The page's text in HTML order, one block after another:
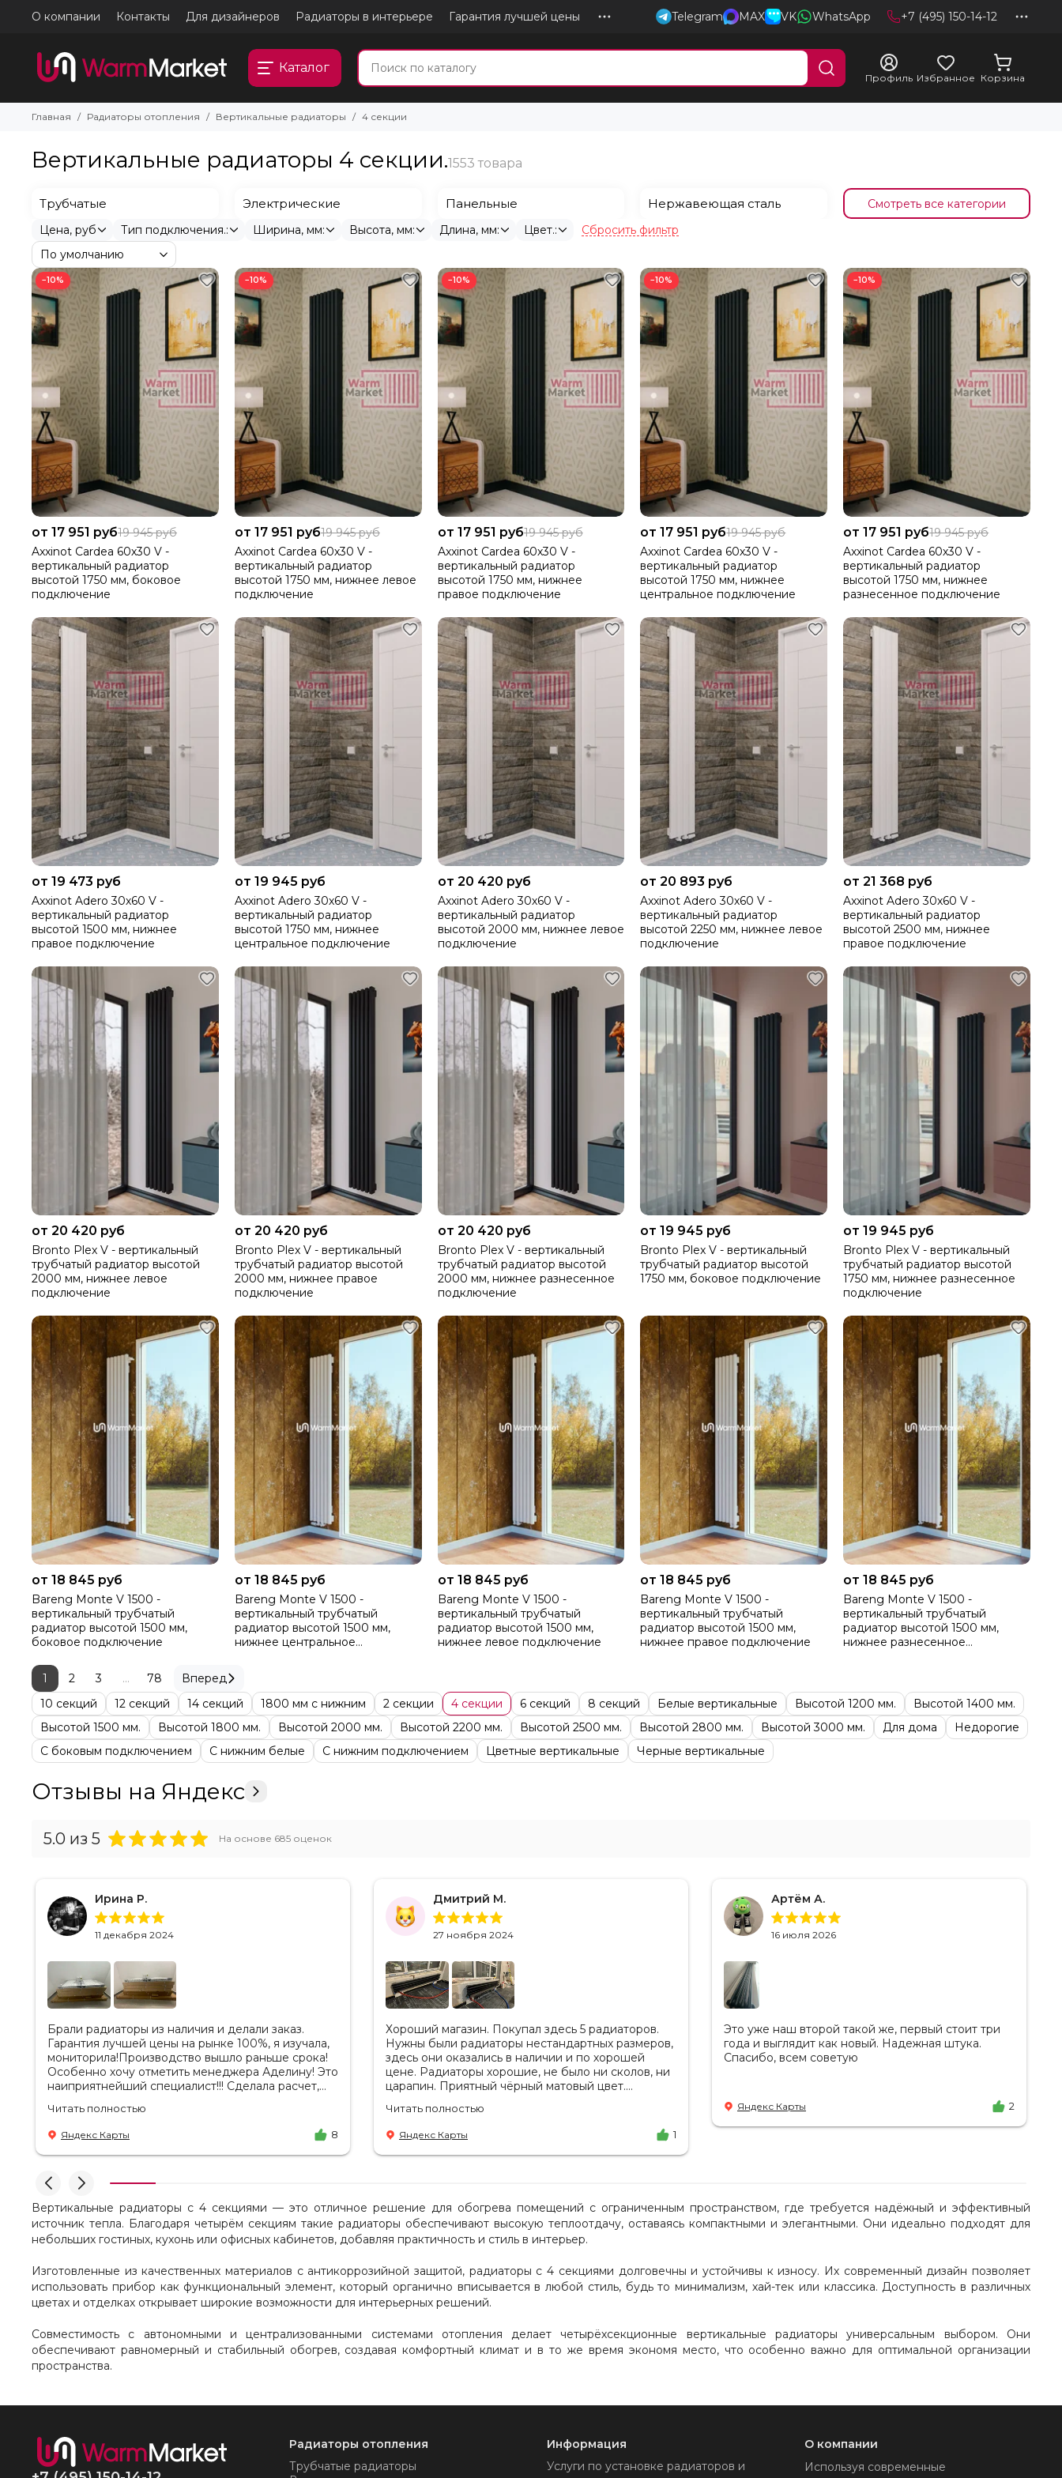
О компании Контакты Для дизайнеров Радиаторы в интерьере Гарантия лучшей цены Telegram MAX VK WhatsApp +7 (495) 150-14-12
Каталог
Профиль Избранное Корзина
Главная Радиаторы отопления Вертикальные радиаторы 4 секции
Вертикальные радиаторы 4 секции.
Трубчатые Электрические Панельные Нержавеющая сталь
Цена, руб Тип подключения.: Ширина, мм: Высота, мм: Длина, мм: Цвет.: Сбросить фильтр
−10%
от 17 951 руб19 945 руб
Axxinot Cardea 60х30 V -
вертикальный радиатор
высотой 1750 мм, боковое
подключение
−10%
от 17 951 руб19 945 руб
Axxinot Cardea 60х30 V -
вертикальный радиатор
высотой 1750 мм, нижнее левое
подключение
−10%
от 17 951 руб19 945 руб
Axxinot Cardea 60х30 V -
вертикальный радиатор
высотой 1750 мм, нижнее
правое подключение
−10%
от 17 951 руб19 945 руб
Axxinot Cardea 60х30 V -
вертикальный радиатор
высотой 1750 мм, нижнее
центральное подключение
−10%
от 17 951 руб19 945 руб
Axxinot Cardea 60х30 V -
вертикальный радиатор
высотой 1750 мм, нижнее
разнесенное подключение
от 19 473 руб
Axxinot Adero 30х60 V -
вертикальный радиатор
высотой 1500 мм, нижнее
правое подключение
от 19 945 руб
Axxinot Adero 30х60 V -
вертикальный радиатор
высотой 1750 мм, нижнее
центральное подключение
от 20 420 руб
Axxinot Adero 30х60 V -
вертикальный радиатор
высотой 2000 мм, нижнее левое
подключение
от 20 893 руб
Axxinot Adero 30х60 V -
вертикальный радиатор
высотой 2250 мм, нижнее левое
подключение
от 21 368 руб
Axxinot Adero 30х60 V -
вертикальный радиатор
высотой 2500 мм, нижнее
правое подключение
от 20 420 руб
Bronto Plex V - вертикальный
трубчатый радиатор высотой
2000 мм, нижнее левое
подключение
от 20 420 руб
Bronto Plex V - вертикальный
трубчатый радиатор высотой
2000 мм, нижнее правое
подключение
от 20 420 руб
Bronto Plex V - вертикальный
трубчатый радиатор высотой
2000 мм, нижнее разнесенное
подключение
от 19 945 руб
Bronto Plex V - вертикальный
трубчатый радиатор высотой
1750 мм, боковое подключение
от 19 945 руб
Bronto Plex V - вертикальный
трубчатый радиатор высотой
1750 мм, нижнее разнесенное
подключение
от 18 845 руб
Bareng Monte V 1500 -
вертикальный трубчатый
радиатор высотой 1500 мм,
боковое подключение
от 18 845 руб
Bareng Monte V 1500 -
вертикальный трубчатый
радиатор высотой 1500 мм,
нижнее центральное
от 18 845 руб
Bareng Monte V 1500 -
вертикальный трубчатый
радиатор высотой 1500 мм,
нижнее левое подключение
от 18 845 руб
Bareng Monte V 1500 -
вертикальный трубчатый
радиатор высотой 1500 мм,
нижнее правое подключение
от 18 845 руб
Bareng Monte V 1500 -
вертикальный трубчатый
радиатор высотой 1500 мм,
нижнее разнесенное
1
2 3 ... 78
Вперед
10 секций
12 секций 14 секций 1800 мм с нижним 2 секции 4 секции 6 секций 8 секций Белые вертикальные Высотой 1200 мм.
Высотой 1400 мм.
Высотой 1500 мм.
Высотой 1800 мм. Высотой 2000 мм. Высотой 2200 мм. Высотой 2500 мм. Высотой 2800 мм. Высотой 3000 мм. Для дома
Недорогие
С боковым подключением
С нижним белые С нижним подключением Цветные вертикальные Черные вертикальные
Отзывы на Яндекс
5.0 из 5 На основе 685 оценок
Ирина Р.
11 декабря 2024
Брали радиаторы из наличия и делали заказ.
Гарантия лучшей цены на рынке 100%, я изучала,
мониторила!Производство вышло раньше срока!
Особенно хочу отметить менеджера Аделину! Это
наиприятнейший специалист!!! Сделала расчет,
лучшую цену. Всегда на связи, на все вопросы
есть ответы. Доставка на удобный день, удобное
время! Никаких замечаний, только бесконечное
удовольствие от взаимодействия с ней. Вот это я
рекомендовать не задумываясь! И надеюсь наши
чудесные радиаторы будут греть нас без
нареканий холодными московскими зимами
много-много лет) СПАСИБО!!!!
Читать полностью
Яндекс Карты 8
Дмитрий М.
27 ноября 2024
Хороший магазин. Покупал здесь 5 радиаторов.
Нужны были радиаторы нестандартных размеров,
здесь они оказались в наличии и по хорошей
цене. Радиаторы хорошие, не было ни сколов, ни
царапин. Приятный чёрный матовый цвет.
разъяснения. Так же отмечу, что хорошая
доставка в срок, учли высоту паркинга, проблем
не было.
Читать полностью
Яндекс Карты 1
Артём А.
16 июля 2026
Это уже наш второй такой же, первый стоит три
года и выглядит как новый. Надежная штука.
Спасибо, всем советую
Яндекс Карты 2
Вертикальные радиаторы с 4 секциями — это отличное решение для обогрева помещений с ограниченным пространством, где требуется надёжный и эффективный
источник тепла. Благодаря четырём секциям такие радиаторы обеспечивают высокую теплоотдачу, оставаясь компактными и элегантными. Они идеально подходят для
небольших гостиных, кухонь или офисных кабинетов, добавляя практичность и стиль в интерьер.
Изготовленные из качественных материалов с антикоррозийной защитой, радиаторы с 4 секциями долговечны и устойчивы к износу. Их современный дизайн позволяет
использовать прибор как функциональный элемент, который органично вписывается в любой стиль, будь то минимализм, хай-тек или классика. Доступность в различных
цветах и отделках открывает широкие возможности для интерьерных решений.
Совместимость с автономными и централизованными системами отопления делает четырёхсекционные вертикальные радиаторы универсальным выбором. Они
обеспечивают равномерный и стабильный обогрев, создавая комфортный климат и в то же время экономя место, что особенно важно для оптимальной организации
пространства.
Радиаторы отопления
Трубчатые радиаторы
Информация
Услуги по установке радиаторов и
О компании
Используя современные